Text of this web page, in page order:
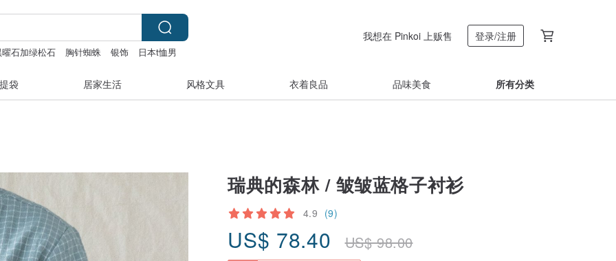
曜石加绿松石 胸针蜘蛛 银饰 日本t恤男
我想在 Pinkoi 上贩售 登录/注册
袋 居家生活 风格文具 衣着良品 品味美食 所有分类
瑞典的森林 / 皱皱蓝格子衬衫
4.9 (9)
US$ 78.40 US$98.00